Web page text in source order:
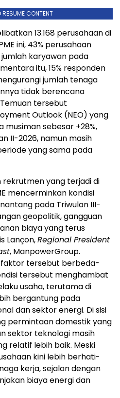
RESUME CONTENT
13.168 perusahaan di
ini, 43% perusahaan
karyawan pada
itu, 15% responden
jumlah tenaga
tidak berencana
tersebut
Outlook (NEO) yang
musiman sebesar +28%,
II-2026, namun masih
yang sama pada
yang terjadi di
mencerminkan kondisi
pada Triwulan III-
geopolitik, gangguan
biaya yang terus
Lançon,Regional President
, ManpowerGroup.
tersebut berbeda-
tersebut menghambat
usaha, terutama di
bergantung pada
dan sektor energi. Di sisi
permintaan domestik yang
sektor teknologi masih
relatif lebih baik. Meski
kini lebih berhati-
kerja, sejalan dengan
biaya energi dan